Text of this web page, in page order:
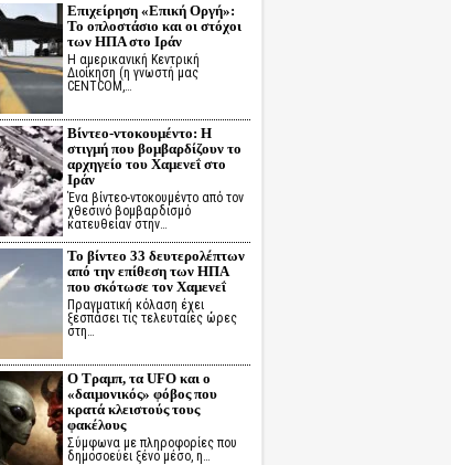
Επιχείρηση «Επική Οργή»:
Το οπλοστάσιο και οι στόχοι
των ΗΠΑ στο Ιράν
Η αμερικανική Κεντρική
Διοίκηση (η γνωστή μας
CENTCOM,…
Βίντεο-ντοκουμέντο: Η
στιγμή που βομβαρδίζουν το
αρχηγείο του Χαμενεΐ στο
Ιράν
Ένα βίντεο-ντοκουμέντο από τον
χθεσινό βομβαρδισμό
κατευθείαν στην…
Το βίντεο 33 δευτερολέπτων
από την επίθεση των ΗΠΑ
που σκότωσε τον Χαμενεΐ
Πραγματική κόλαση έχει
ξεσπάσει τις τελευταίες ώρες
στη…
Ο Τραμπ, τα UFO και ο
«δαιμονικός» φόβος που
κρατά κλειστούς τους
φακέλους
Σύμφωνα με πληροφορίες που
δημοσοεύει ξένο μέσο, η…